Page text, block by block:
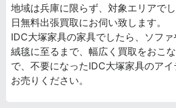
地域は兵庫に限らず、対象エリアで
日無料出張買取にお伺い致します。
IDC大塚家具の家具でしたら、ソフ
絨毯に至るまで、幅広く買取をおこ
で、不要になったIDC大塚家具のア
お売りください。